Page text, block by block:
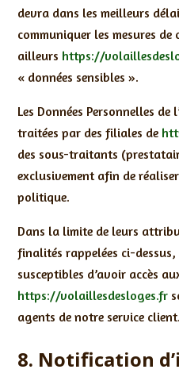
devra dans les meilleurs
communiquer les mesures
ailleurs https://
« données sensibles ».
Les Données Personnelles
traitées par des filiales de
des sous-traitants
exclusivement afin de
politique.
Dans la limite de leurs
finalités rappelées ci-
susceptibles d’avoir accès
https://volaillesdesloges.fr
agents de notre service client.
8. Notification